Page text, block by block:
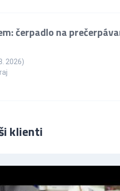
čerpadlo na
2026)
klienti